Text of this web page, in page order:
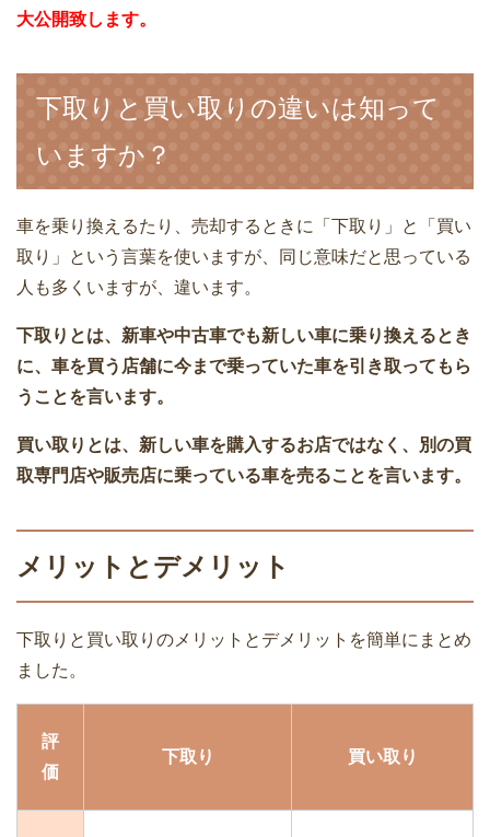
大公開致します。
下取りと買い取りの違いは知って
いますか？
車を乗り換えるたり、売却するときに「下取り」と「買い
取り」という言葉を使いますが、同じ意味だと思っている
人も多くいますが、違います。
下取りとは、新車や中古車でも新しい車に乗り換えるとき
に、車を買う店舗に今まで乗っていた車を引き取ってもら
うことを言います。
買い取りとは、新しい車を購入するお店ではなく、別の買
取専門店や販売店に乗っている車を売ることを言います。
メリットとデメリット
下取りと買い取りのメリットとデメリットを簡単にまとめ
ました。
評
価
下取り 買い取り